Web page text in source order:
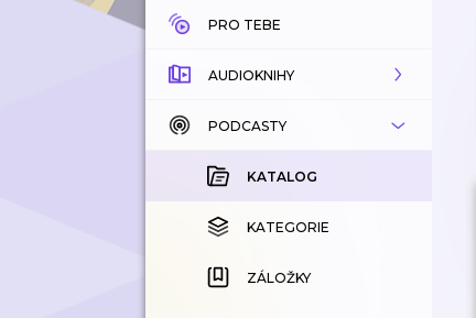
PRO TEBE
AUDIOKNIHY
KATALOG
KOUPENÉ
KATEGORIE
ZÁLOŽKY
PODCASTY
KATALOG
KATEGORIE
ZÁLOŽKY